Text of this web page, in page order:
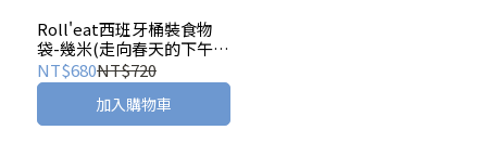
Roll'eat西班牙桶裝食物
袋-幾米(走向春天的下午)
【環保食物袋/布食物袋】
NT$680NT$720
加入購物車